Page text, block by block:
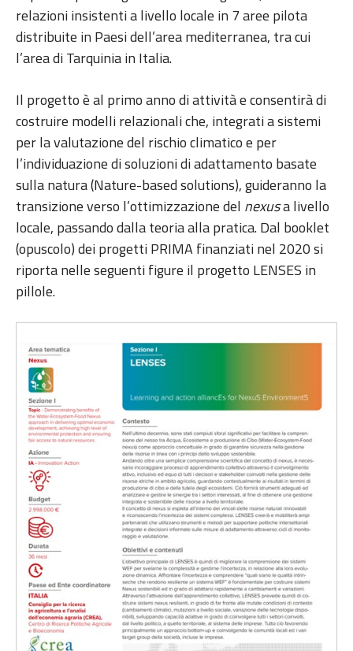
relazioni insistenti a livello locale in 7 aree pilota
distribuite in Paesi dell’area mediterranea, tra cui
l’area di Tarquinia in Italia.
Il progetto è al primo anno di attività e consentirà di
costruire modelli relazionali che, integrati a sistemi
per la valutazione del rischio climatico e per
l’individuazione di soluzioni di adattamento basate
sulla natura (Nature-based solutions), guideranno la
transizione verso l’ottimizzazione del nexusa livello
locale, passando dalla teoria alla pratica. Dal booklet
(opuscolo) dei progetti PRIMA finanziati nel 2020 si
riporta nelle seguenti figure il progetto LENSES in
pillole.